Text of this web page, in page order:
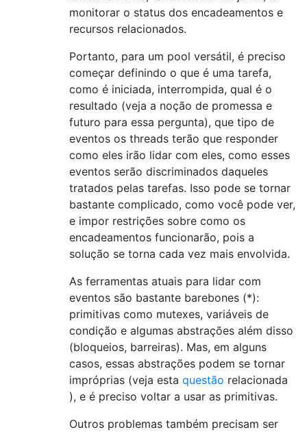
monitorar o status dos encadeamentos e
recursos relacionados.
Portanto, para um pool versátil, é preciso
começar definindo o que é uma tarefa,
como é iniciada, interrompida, qual é o
resultado (veja a noção de promessa e
futuro para essa pergunta), que tipo de
eventos os threads terão que responder
como eles irão lidar com eles, como esses
eventos serão discriminados daqueles
tratados pelas tarefas. Isso pode se tornar
bastante complicado, como você pode ver,
e impor restrições sobre como os
encadeamentos funcionarão, pois a
solução se torna cada vez mais envolvida.
As ferramentas atuais para lidar com
eventos são bastante barebones (*):
primitivas como mutexes, variáveis ​​de
condição e algumas abstrações além disso
(bloqueios, barreiras). Mas, em alguns
casos, essas abstrações podem se tornar
impróprias (veja esta questão relacionada
), e é preciso voltar a usar as primitivas.
Outros problemas também precisam ser